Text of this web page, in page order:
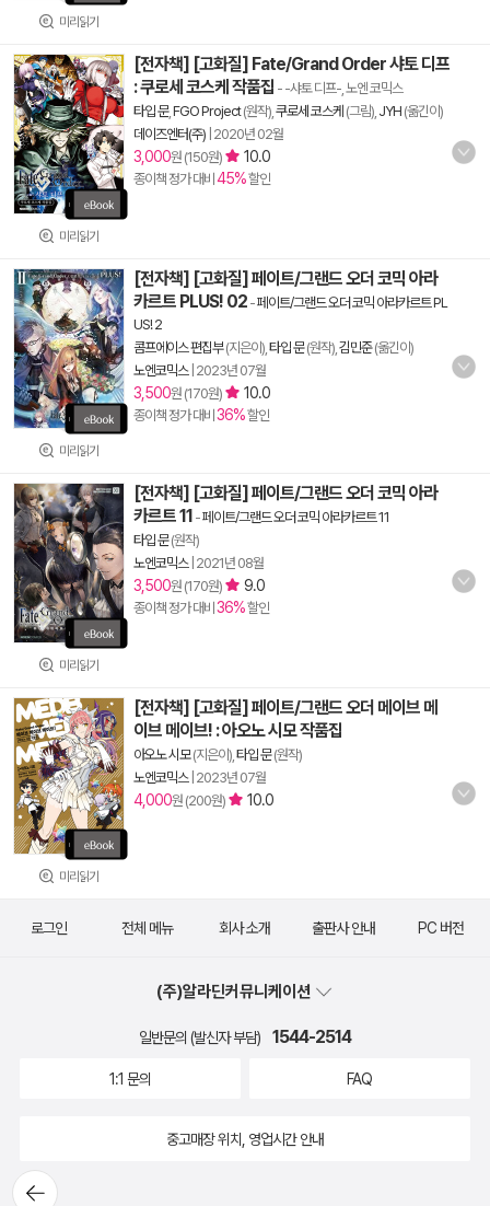
미리읽기
미리읽기
[전자책] [고화질] Fate/Grand Order 샤토 디프
: 쿠로세 코스케 작품집 - -샤토 디프-, 노엔 코믹스
타입 문, FGO Project(원작), 쿠로세 코스케 (그림), JYH (옮긴이)
데이즈엔터(주) 2020년 02월
3,000원 (150원) 10.0
종이책 정가 대비 45%할인
미리읽기
[전자책] [고화질] 페이트/그랜드 오더 코믹 아라
카르트 PLUS! 02 -페이트/그랜드 오더 코믹 아라카르트 PL
US! 2
콤프에이스 편집부(지은이), 타입 문(원작), 김민준(옮긴이)
노엔코믹스| 2023년 07월
3,500원 (170원) 10.0
종이책 정가 대비 36%할인
미리읽기
[전자책] [고화질] 페이트/그랜드 오더 코믹 아라
카르트 11 -페이트/그랜드 오더 코믹 아라카르트 11
타입 문(원작)
노엔코믹스| 2021년 08월
3,500원 (170원) 9.0
종이책 정가 대비 36%할인
미리읽기
[전자책] [고화질] 페이트/그랜드 오더 메이브 메
이브 메이브! : 아오노 시모 작품집
아오노 시모(지은이), 타입 문(원작)
노엔코믹스| 2023년 07월
4,000원 (200원) 10.0
뒤로가
로그인 전체 메뉴 회사 소개 출판사 안내 PC 버전
(주)알라딘커뮤니케이션
일반문의 (발신자 부담) 1544-2514
1:1 문의 FAQ
중고매장 위치, 영업시간 안내